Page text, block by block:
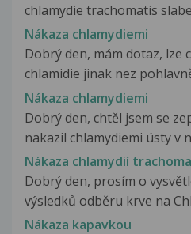
chlamydie trachomatis
Nákaza chlamydiemi
Dobrý den, mám dotaz, lze
chlamidie jinak nez
Nákaza chlamydiemi
Dobrý den, chtěl jsem se
nakazil chlamydiemi ústy v
Nákaza chlamydií
Dobrý den, prosím o
výsledků odběru krve na
Nákaza kapavkou